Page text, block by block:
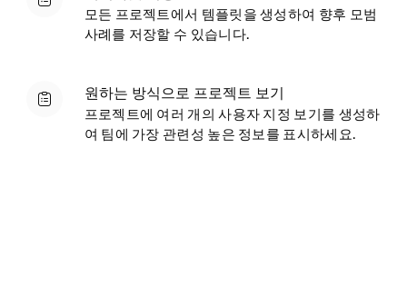
모든 프로젝트에서 템플릿을 생성하여 향후 모범
사례를 저장할 수 있습니다.
원하는 방식으로 프로젝트 보기
프로젝트에 여러 개의 사용자 지정 보기를 생성하
여 팀에 가장 관련성 높은 정보를 표시하세요.